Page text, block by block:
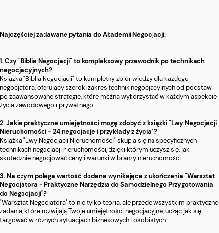
Najczęściej zadawane pytania do Akademii Negocjacji:
1. Czy "Biblia Negocjacji" to kompleksowy przewodnik po technikach
negocjacyjnych?
Książka "Biblia Negocjacji" to kompletny zbiór wiedzy dla każdego
negocjatora, oferujący szeroki zakres technik negocjacyjnych od podstaw
po zaawansowane strategie, które można wykorzystać w każdym aspekcie
życia zawodowego i prywatnego.
2. Jakie praktyczne umiejętności mogę zdobyć z książki "Lwy Negocjacji
Nieruchomości - 24 negocjacje i przykłady z życia"?
Książka "Lwy Negocjacji Nieruchomości" skupia się na specyficznych
technikach negocjacji nieruchomości, dzięki którym uczysz się, jak
skutecznie negocjować ceny i warunki w branży nieruchomości.
3. Na czym polega wartość dodana wynikająca z ukończenia "Warsztat
Negocjatora - Praktyczne Narzędzia do Samodzielnego Przygotowania
do Negocjacji"?
"Warsztat Negocjatora" to nie tylko teoria, ale przede wszystkim praktyczne
zadania, które rozwijają Twoje umiejętności negocjacyjne, ucząc jak się
targować w różnych sytuacjach biznesowych i osobistych.